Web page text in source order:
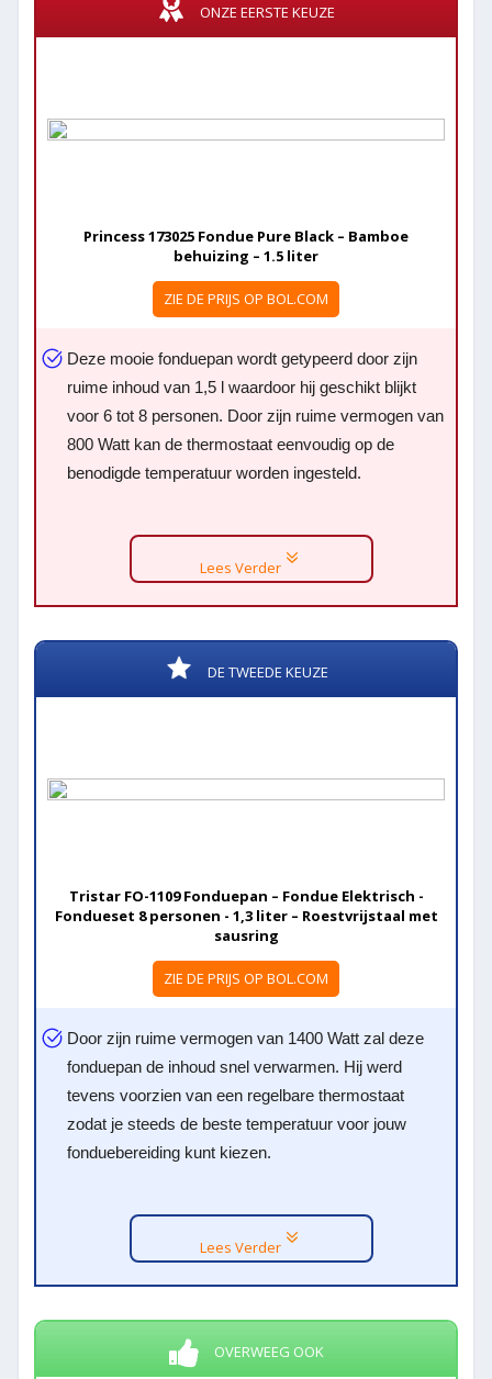
ONZE EERSTE KEUZE
Princess 173025 Fondue Pure Black – Bamboe
behuizing – 1.5 liter
ZIE DE PRIJS OP BOL.COM
Deze mooie fonduepan wordt getypeerd door zijn
ruime inhoud van 1,5 l waardoor hij geschikt blijkt
voor 6 tot 8 personen. Door zijn ruime vermogen van
800 Watt kan de thermostaat eenvoudig op de
benodigde temperatuur worden ingesteld.
Lees Verder
DE TWEEDE KEUZE
Tristar FO-1109 Fonduepan – Fondue Elektrisch -
Fondueset 8 personen - 1,3 liter – Roestvrijstaal met
sausring
ZIE DE PRIJS OP BOL.COM
Door zijn ruime vermogen van 1400 Watt zal deze
fonduepan de inhoud snel verwarmen. Hij werd
tevens voorzien van een regelbare thermostaat
zodat je steeds de beste temperatuur voor jouw
fonduebereiding kunt kiezen.
Lees Verder
OVERWEEG OOK